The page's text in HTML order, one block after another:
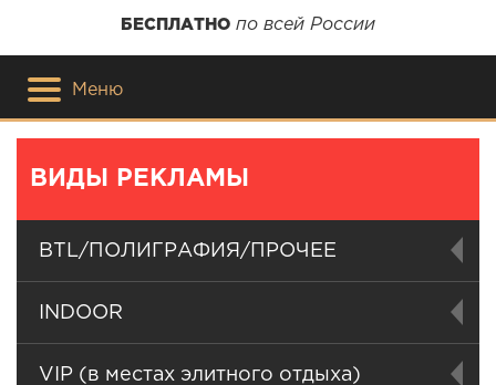
БЕСПЛАТНО по всей России
Меню
ВИДЫ РЕКЛАМЫ
BTL/ПОЛИГРАФИЯ/ПРОЧЕЕ
INDOOR
VIP (в местах элитного отдыха)